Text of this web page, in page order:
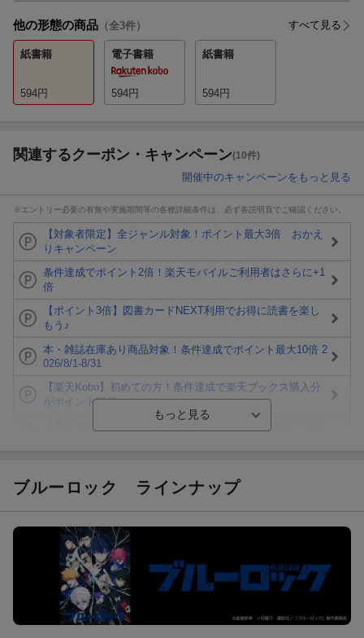
他の形態の商品 （全3件） すべて見る
紙書籍
594円
電子書籍
594円
紙書籍
594円
関連するクーポン・キャンペーン(10件)
開催中のキャンペーンをもっと見る
※エントリー必要の有無や実施期間等の各種詳細条件は、必ず各説明頁でご確認ください。
【対象者限定】全ジャンル対象！ポイント最大3倍 おかえ
りキャンペーン
条件達成でポイント2倍！楽天モバイルご利用者はさらに+1
倍
【ポイント3倍】図書カードNEXT利用でお得に読書を楽し
もう♪
本・雑誌在庫あり商品対象！条件達成でポイント最大10倍 2
026/8/1-8/31
【楽天Kobo】初めての方！条件達成で楽天ブックス購入分
がポイント20倍
エントリー＆3,000円以上購入で無料データSIM（3GB/月プ
ラン）が当たる！
楽天モバイル紹介キャンペーンの拡散で300円OFFクーポン
進呈
ブルーロック ラインナップ